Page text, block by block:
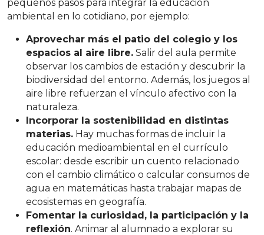
pequeños pasos para integrar la educación
ambiental en lo cotidiano, por ejemplo:
Aprovechar más el patio del colegio y los
espacios al aire libre. Salir del aula permite
observar los cambios de estación y descubrir la
biodiversidad del entorno. Además, los juegos al
aire libre refuerzan el vínculo afectivo con la
naturaleza.
Incorporar la sostenibilidad en distintas
materias. Hay muchas formas de incluir la
educación medioambiental en el currículo
escolar: desde escribir un cuento relacionado
con el cambio climático o calcular consumos de
agua en matemáticas hasta trabajar mapas de
ecosistemas en geografía.
Fomentar la curiosidad, la participación y la
reflexión. Animar al alumnado a explorar su